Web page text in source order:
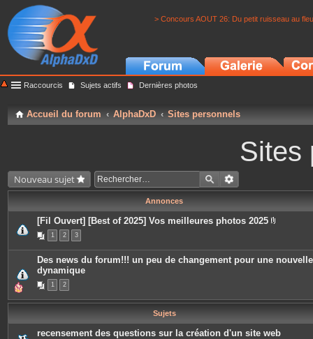
> Concours AOUT 26: Du petit ruisseau au
Raccourcis Sujets actifs Dernières photos
Accueil du forum AlphaDxD Sites personnels
Sites
Nouveau sujet
Annonces
[Fil Ouvert] [Best of 2025] Vos meilleures photos 2025
c
e
n
s
1 2 3
Des news du forum!!! un peu de changement pour une nouvelle
dynamique
1 2
Sujets
recensement des questions sur la création d'un site web